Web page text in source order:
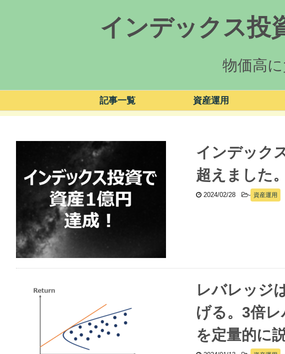
インデックス投
物価高
記事一覧 資産運用
インデック
超えました
2024/02/28 - 資産運用
レバレッジ
げる。3倍
を定量的に